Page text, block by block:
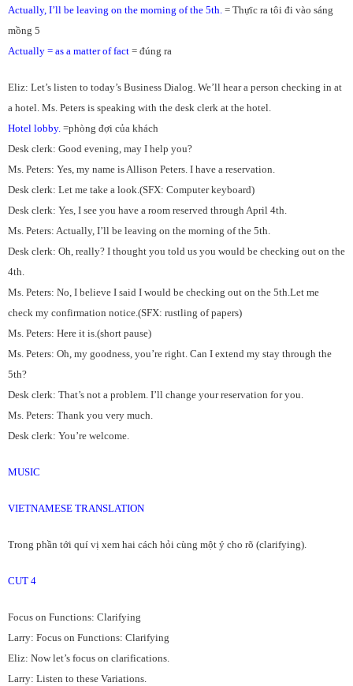
Actually, I’ll be leaving on the morning of the 5th. = Thựïc ra tôi đi vào sáng
mồng 5
Actually = as a matter of fact = đúng ra
Eliz: Let’s listen to today’s Business Dialog. We’ll hear a person checking in at
a hotel. Ms. Peters is speaking with the desk clerk at the hotel.
Hotel lobby. =phòng đợi của khách
Desk clerk: Good evening, may I help you?
Ms. Peters: Yes, my name is Allison Peters. I have a reservation.
Desk clerk: Let me take a look.(SFX: Computer keyboard)
Desk clerk: Yes, I see you have a room reserved through April 4th.
Ms. Peters: Actually, I’ll be leaving on the morning of the 5th.
Desk clerk: Oh, really? I thought you told us you would be checking out on the
4th.
Ms. Peters: No, I believe I said I would be checking out on the 5th.Let me
check my confirmation notice.(SFX: rustling of papers)
Ms. Peters: Here it is.(short pause)
Ms. Peters: Oh, my goodness, you’re right. Can I extend my stay through the
5th?
Desk clerk: That’s not a problem. I’ll change your reservation for you.
Ms. Peters: Thank you very much.
Desk clerk: You’re welcome.
MUSIC
VIETNAMESE TRANSLATION
Trong phần tới quí vị xem hai cách hỏi cùng một ý cho rõ (clarifying).
CUT 4
Focus on Functions: Clarifying
Larry: Focus on Functions: Clarifying
Eliz: Now let’s focus on clarifications.
Larry: Listen to these Variations.